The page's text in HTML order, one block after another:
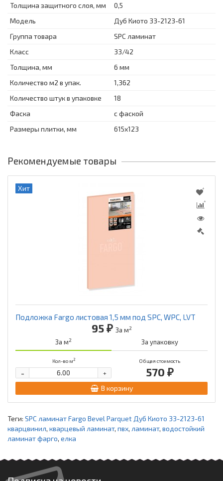
Толщина защитного слоя, мм
0,5
Модель
Дуб Киото 33-2123-61
Группа товара
SPC ламинат
Класс
33/42
Толщина, мм
6 мм
Количество м2 в упак.
1,362
Количество штук в упаковке
18
Фаска
с фаской
Размеры плитки, мм
615x123
Рекомендуемые товары
Хит
Подложка Fargo листовая 1,5 мм под SPC, WPC, LVT
95 ₽ За м2
За м2 За упаковку
Кол-во м2 Общая стоимость
570 ₽
+
-
В корзину
Теги: SPC ламинат Fargo Bevel Parquet Дуб Киото 33-2123-61
кварцвинил, кварцевый ламинат, пвх, ламинат, водостойкий
ламинат фарго, елка